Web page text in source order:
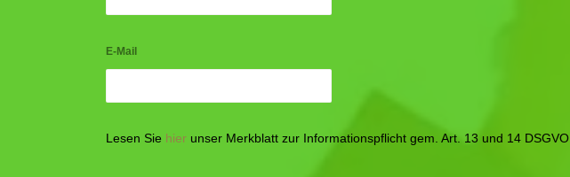
E-Mail
Lesen Sie hier unser Merkblatt zur Informationspflicht gem. Art. 13 und 14 DSGVO